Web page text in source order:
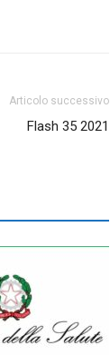
Articolo successivo
Flash 35 2021